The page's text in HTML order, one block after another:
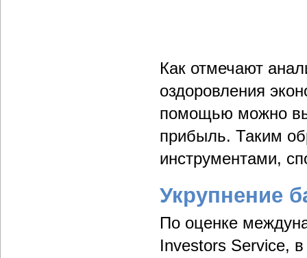
Как отмечают
оздоровления
помощью можно
прибыль. Таким
инструментами,
Укрупнение
По оценке
Investors Service, в